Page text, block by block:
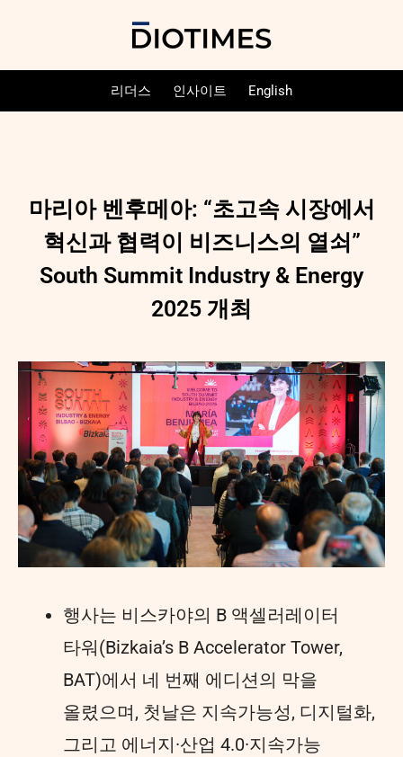
리더스 인사이트 English
마리아 벤후메아: “초고속 시장에서
혁신과 협력이 비즈니스의 열쇠”
South Summit Industry & Energy
2025 개최
행사는 비스카야의 B 액셀러레이터
타워(Bizkaia’s B Accelerator Tower,
BAT)에서 네 번째 에디션의 막을
올렸으며, 첫날은 지속가능성, 디지털화,
그리고 에너지·산업 4.0·지속가능